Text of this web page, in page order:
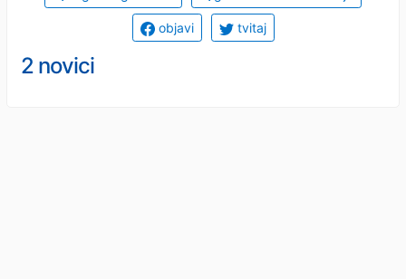
objavi tvitaj
2 novici